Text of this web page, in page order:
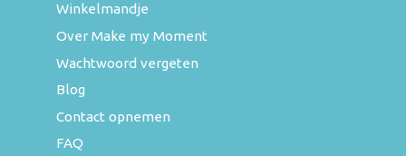
Winkelmandje
Over Make my Moment
Wachtwoord vergeten
Blog
Contact opnemen
FAQ